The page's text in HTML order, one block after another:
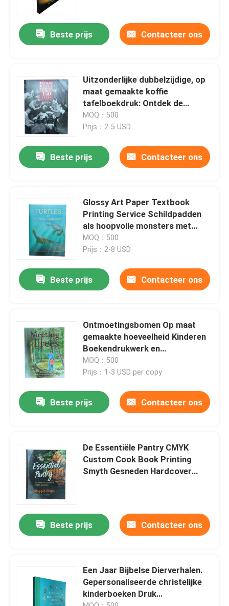
Producten
Video's
Ongeveer ons
Contacteer ons
Verzoek om een Citaat
Afdrukken van koffieboeken
Tarotkaarten drukken
Beste prijs Contacteer ons
Uitzonderlijke dubbelzijdige, op
maat gemaakte koffie
tafelboekdruk: Ontdek de
verwikkelingen van 150 jaar
Indiana Daily Students
MOQ：500
Prijs：2-5 USD
Beste prijs Contacteer ons
Glossy Art Paper Textbook
Printing Service Schildpadden
als hoopvolle monsters met
4C/4C Printing kleur voor de
binnenste pagina's
MOQ：500
Prijs：2-8 USD
Beste prijs Contacteer ons
Ontmoetingsbomen Op maat
gemaakte hoeveelheid Kinderen
Boekendrukwerk en
milieuvriendelijke inkt Gedrukt op
100GSM Glossy Art Paper
MOQ：500
Prijs：1-3 USD per copy
Beste prijs Contacteer ons
De Essentiële Pantry CMYK
Custom Cook Book Printing
Smyth Gesneden Hardcover
Beste prijs Contacteer ons
Een Jaar Bijbelse Dierverhalen.
Gepersonaliseerde christelijke
kinderboeken Druk